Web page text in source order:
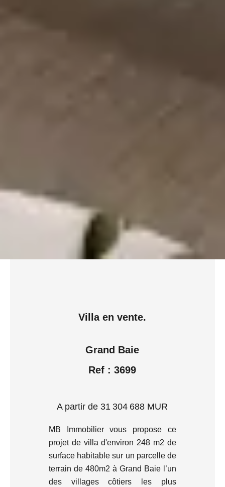
Villa en vente.
Grand Baie
Ref : 3699
A partir de 31 304 688 MUR
MB Immobilier vous propose ce
projet de villa d'environ 248 m2 de
surface habitable sur un parcelle de
terrain de 480m2 à Grand Baie l’un
des villages côtiers les plus